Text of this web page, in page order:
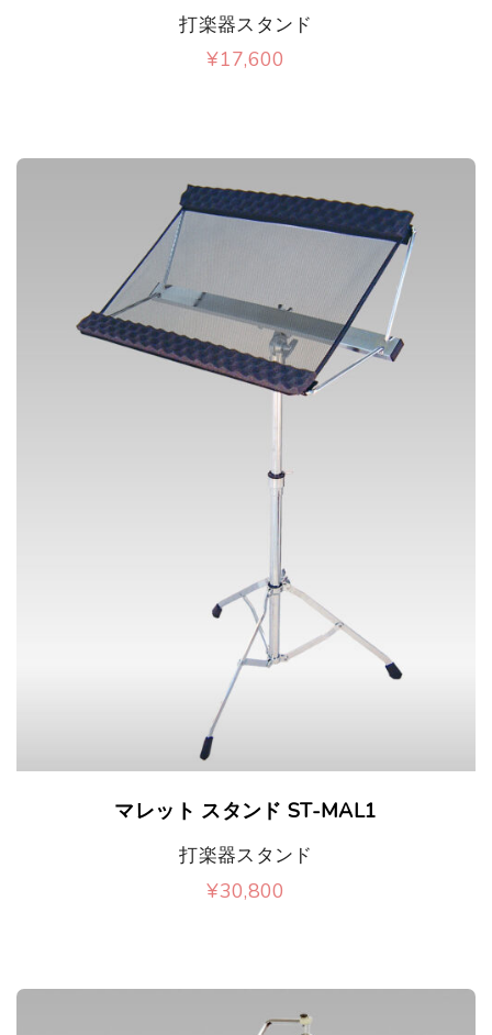
打楽器スタンド
¥17,600
マレット スタンド ST-MAL1
打楽器スタンド
¥30,800